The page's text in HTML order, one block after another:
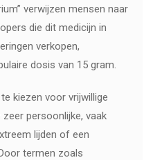
verwijzen mensen naar
die dit medicijn in
verkopen,
dosis van 15 gram.
kiezen voor vrijwillige
persoonlijke, vaak
lijden of een
termen zoals